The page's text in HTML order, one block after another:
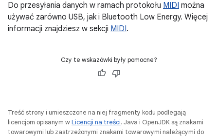
Do przesyłania danych w ramach protokołu MIDI można
używać zarówno USB, jak i Bluetooth Low Energy. Więcej
informacji znajdziesz w sekcji MIDI.
Czy te wskazówki były pomocne?
Treść strony i umieszczone na niej fragmenty kodu podlegają
licencjom opisanym wLicencji na treści. Java i OpenJDK są znakami
towarowymi lub zastrzeżonymi znakami towarowymi należącymi do